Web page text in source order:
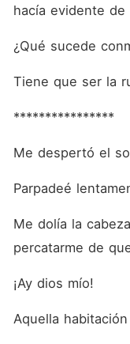
hacía evidente
¿Qué sucede
Tiene que ser la
****************
Me despertó el
Parpadeé
Me dolía la
percatarme de
¡Ay dios mío!
Aquella